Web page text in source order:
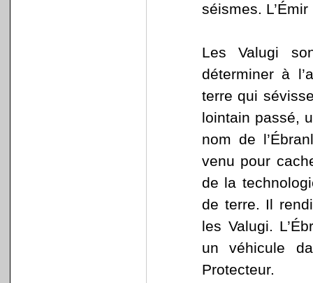
séismes.
Les Valugi
déterminer à
terre qui
lointain passé,
nom de
venu pour
de la
de terre. Il
les Valugi.
un véhicule
Protecteur.